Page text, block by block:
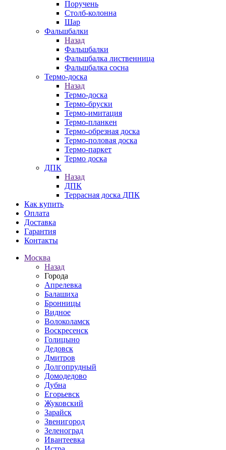
Поручень
Столб-колонна
Шар
Фальшбалки
Назад
Фальшбалки
Фальшбалка лиственница
Фальшбалка сосна
Термо-доска
Назад
Термо-доска
Термо-бруски
Термо-имитация
Термо-планкен
Термо-обрезная доска
Термо-половая доска
Термо-паркет
Термо доска
ДПК
Назад
ДПК
Террасная доска ДПК
Как купить
Оплата
Доставка
Гарантия
Контакты
Москва
Назад
Города
Апрелевка
Балашиха
Бронницы
Видное
Волоколамск
Воскресенск
Голицыно
Дедовск
Дмитров
Долгопрудный
Домодедово
Дубна
Егорьевск
Жуковский
Зарайск
Звенигород
Зеленоград
Ивантеевка